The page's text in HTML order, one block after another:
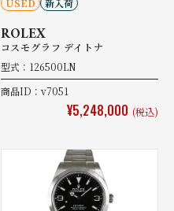
USED 新入荷
ROLEX
コスモグラフ デイトナ
型式：126500LN
商品ID：v7051
¥5,248,000 (税込)